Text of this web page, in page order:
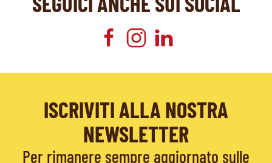
ISCRIVITI ALLA NOSTRA
NEWSLETTER
Per rimanere sempre aggiornato sulle